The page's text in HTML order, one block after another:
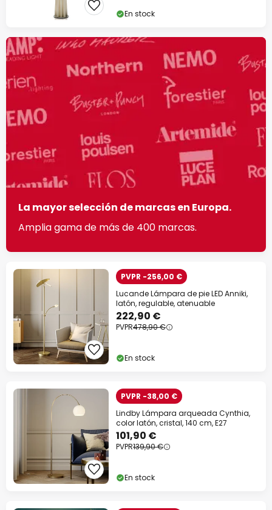
En stock
La mayor selección de marcas en Europa.
Amplia gama de más de 400 marcas.
PVPR -256,00 €
Lucande Lámpara de pie LED Anniki,
latón, regulable, atenuable
222,90 €
PVPR478,90 €
En stock
PVPR -38,00 €
Lindby Lámpara arqueada Cynthia,
color latón, cristal, 140 cm, E27
101,90 €
PVPR139,90 €
En stock